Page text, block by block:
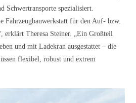
Schwertransporte spezialisiert.
Fahrzeugbauwerkstatt für den Auf- bzw.
erklärt Theresa Steiner. „Ein Großteil
und mit Ladekran ausgestattet – die
flexibel, robust und extrem